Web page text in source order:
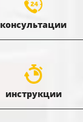
консультации
инструкции